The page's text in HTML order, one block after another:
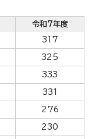
令和7年度
317
325
333
331
276
230